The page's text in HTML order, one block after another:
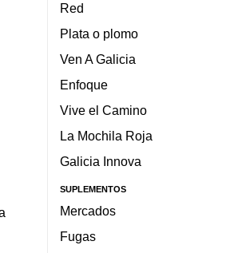
Red
Plata o plomo
Ven A Galicia
Enfoque
Vive el Camino
La Mochila Roja
Galicia Innova
SUPLEMENTOS
Mercados
Fugas